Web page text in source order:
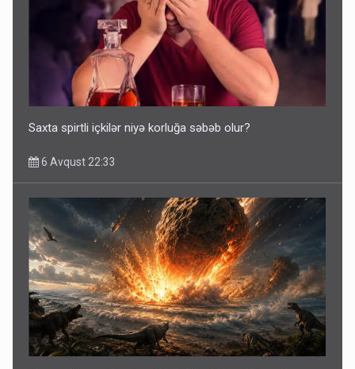
Saxta spirtli içkilər niyə korluğa səbəb olur?
6 Avqust 22:33